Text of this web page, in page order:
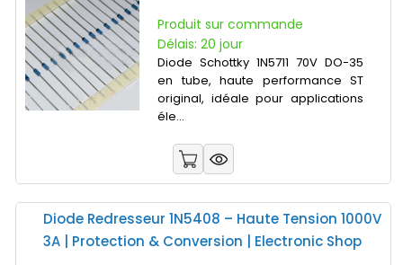
Produit sur commande
Délais: 20 jour
Diode Schottky 1N5711 70V DO-35
en tube, haute performance ST
original, idéale pour applications
éle...
Diode Redresseur 1N5408 – Haute Tension 1000V
3A | Protection & Conversion | Electronic Shop